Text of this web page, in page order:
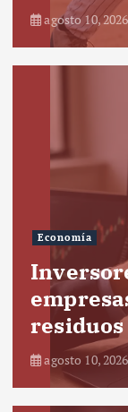
agosto 10, 2026
Economía
agosto 10, 2026